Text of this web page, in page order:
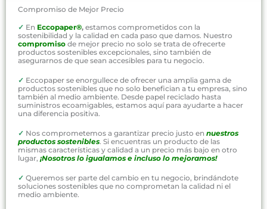
Compromiso de Mejor Precio
✓ En Eccopaper®, estamos comprometidos con la
sostenibilidad y la calidad en cada paso que damos. Nuestro
compromiso de mejor precio no solo se trata de ofrecerte
productos sostenibles excepcionales, sino también de
asegurarnos de que sean accesibles para tu negocio.
✓ Eccopaper se enorgullece de ofrecer una amplia gama de
productos sostenibles que no solo benefician a tu empresa, sino
también al medio ambiente. Desde papel reciclado hasta
suministros ecoamigables, estamos aquí para ayudarte a hacer
una diferencia positiva.
✓ Nos comprometemos a garantizar precio justo en nuestros
productos sostenibles. Si encuentras un producto de las
mismas características y calidad a un precio más bajo en otro
lugar, ¡Nosotros lo igualamos e incluso lo mejoramos!
✓ Queremos ser parte del cambio en tu negocio, brindándote
soluciones sostenibles que no comprometan la calidad ni el
medio ambiente.